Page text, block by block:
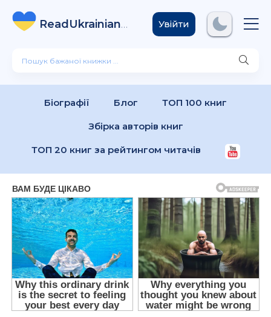
ReadUkrainian
Books .com
Увійти
Біографії Блог ТОП 100 книг
Збірка авторів книг
ТОП 20 книг за рейтингом читачів